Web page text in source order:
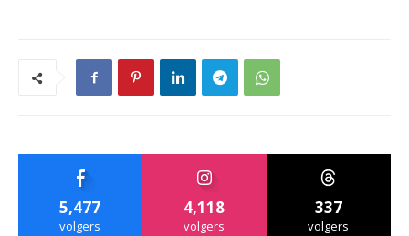
5,477
volgers
4,118
volgers
337
volgers